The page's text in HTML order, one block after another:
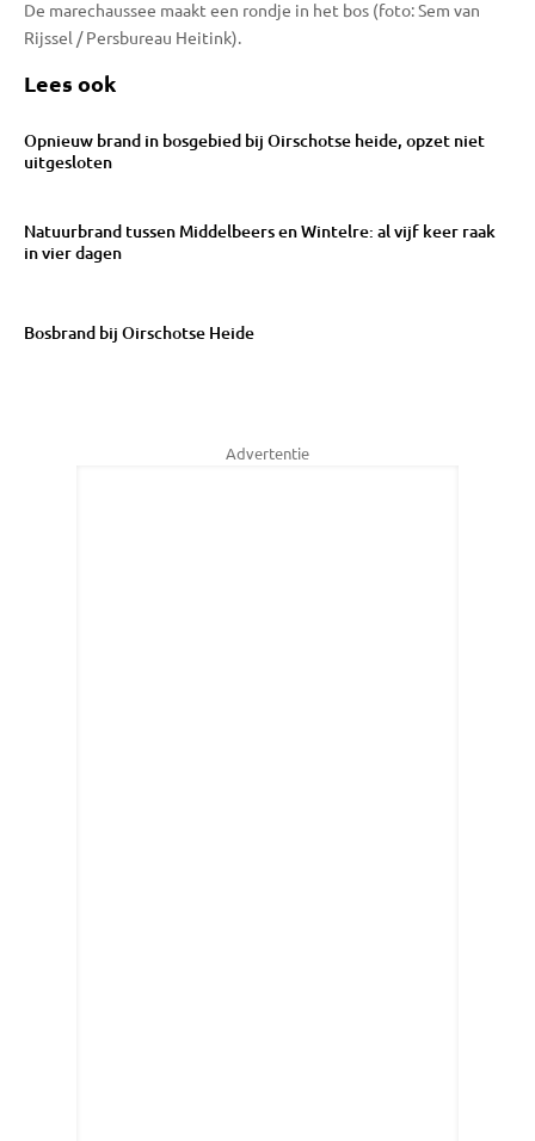
De marechaussee maakt een rondje in het bos (foto: Sem van
Rijssel / Persbureau Heitink).
Lees ook
Opnieuw brand in bosgebied bij Oirschotse heide, opzet niet
uitgesloten
Natuurbrand tussen Middelbeers en Wintelre: al vijf keer raak
in vier dagen
Bosbrand bij Oirschotse Heide
Advertentie